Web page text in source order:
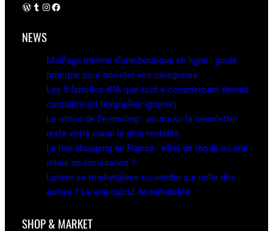
WordPress Instagram Facebook
NEWS
Maillage interne d’une boutique en ligne : guide
pratique pour booster vos catégories
Les 5 familles d’IA que tout e-commerçant devrait
connaître (et lesquelles ignorer)
Le retour de l’e-mailing : pourquoi la newsletter
reste votre canal le plus rentable
Le live shopping en France : effet de mode ou vrai
relais de croissance ?
Lancer sa marketplace ou vendre sur celle des
autres ? Le vrai calcul de rentabilité
SHOP & MARKET